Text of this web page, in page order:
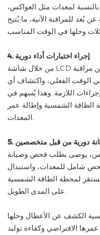
لمعدات مثل العواكس،
بُعد للمراقبة الآنية، ما يُتيح
4. إجراء اختبارات أداء دورية
من خلال شاشة LCD الخاصة بمحول الطاقة الشمسية، يمكن مراقبة
في الوقت الفعلي، واكتشاف أي
اللازمة. وهذا يُسهم في
الطاقة الشمسية وإطالة عمر
المعدات.
دورية من قبل متخصصين
يوصى بطلب فحص وصيانة
شامل للمعدات، واستبدال
لمحطة الطاقة الشمسية
على المدى الطويل.
الكشف عن الأعطال وحلها
الافتراضي وكفاءة توليد